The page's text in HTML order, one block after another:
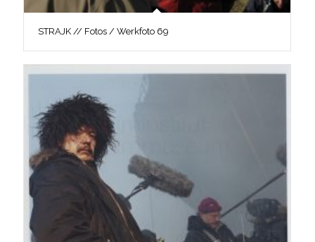
STRAJK // Fotos / Werkfoto 69